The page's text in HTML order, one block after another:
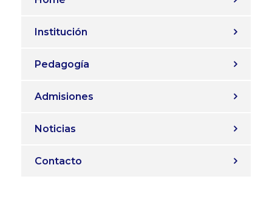
Institución
Pedagogía
Admisiones
Noticias
Contacto